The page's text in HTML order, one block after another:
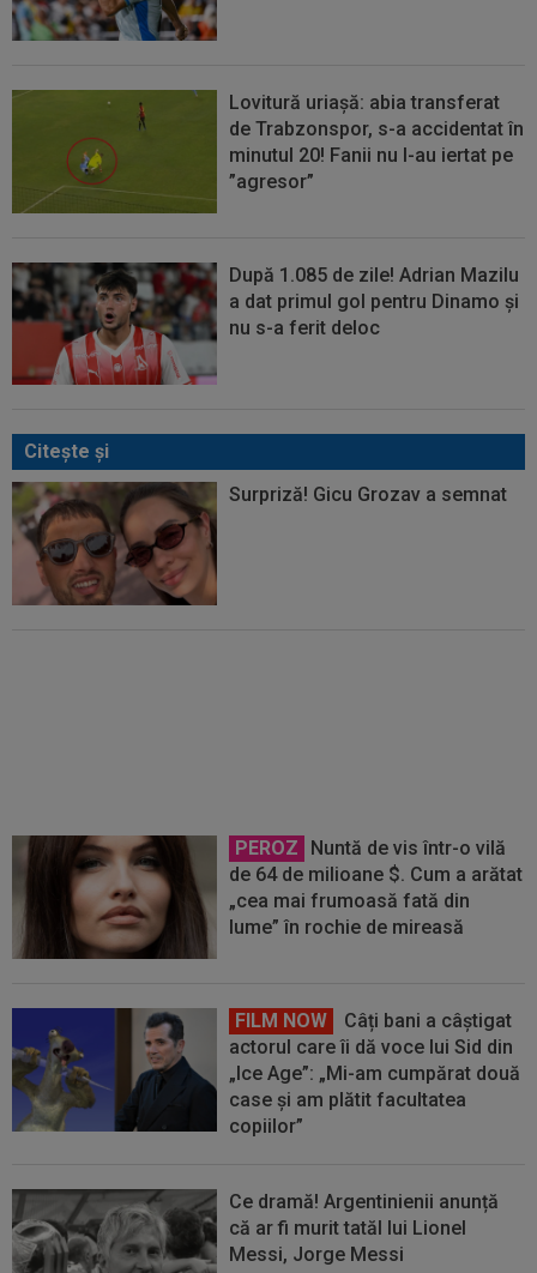
Lovitură uriașă: abia transferat
de Trabzonspor, s-a accidentat în
minutul 20! Fanii nu l-au iertat pe
”agresor”
După 1.085 de zile! Adrian Mazilu
a dat primul gol pentru Dinamo și
nu s-a ferit deloc
Citeşte şi
Surpriză! Gicu Grozav a semnat
PEROZ
Nuntă de vis într-o vilă
de 64 de milioane $. Cum a arătat
„cea mai frumoasă fată din
lume” în rochie de mireasă
FILM NOW
Câți bani a câștigat
actorul care îi dă voce lui Sid din
„Ice Age”: „Mi-am cumpărat două
case și am plătit facultatea
copiilor”
Ce dramă! Argentinienii anunță
că ar fi murit tatăl lui Lionel
Messi, Jorge Messi